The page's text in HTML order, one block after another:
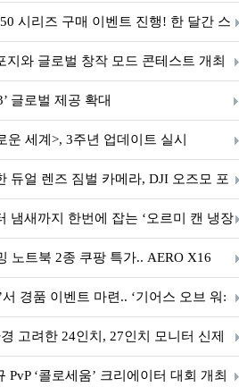
시리즈 구매 이벤트 진행! 한 달간 스
5060 DUAL까지 증정
지와 글로벌 창작 모드 콘테스트 개최
글로벌 제공 확대
운 세계>, 3주년 업데이트 실시
듀얼 렌즈 짐벌 카메라, DJI 오즈모 포
냄새까지 한번에 잡는 ‘오르미 캔 냉장
노트북 2종 쿠팡 특가.. AERO X16
서 경품 이벤트 마련.. ‘기어스 오브 워:
고려한 24인치, 27인치 모니터 신제
PvP ‘콜로세움’ 크리에이터 대회 개최